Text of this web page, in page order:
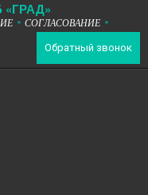
«ГРАД»
* СОГЛАСОВАНИЕ *
Обратный звонок